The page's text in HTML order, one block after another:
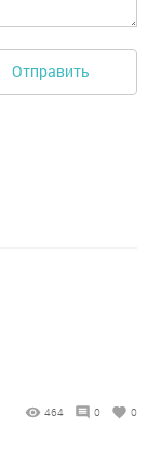
Отправить
464 0 0